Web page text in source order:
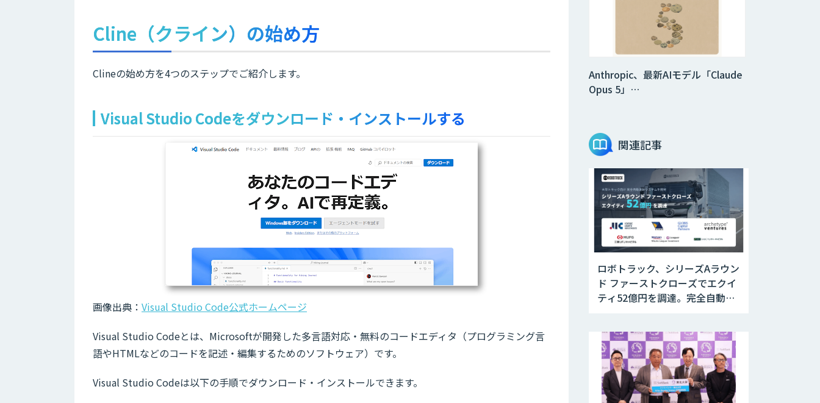
Cline（クライン）の始め方
Clineの始め方を4つのステップでご紹介します。
Visual Studio Codeをダウンロード・インストールする
画像出典： Visual Studio Code公式ホームページ
Visual Studio Codeとは、Microsoftが開発した多言語対応・無料のコードエディタ（プログラミング言
語やHTMLなどのコードを記述・編集するためのソフトウェア）です。
Visual Studio Codeは以下の手順でダウンロード・インストールできます。
フィジカルAI・AI
ロボット向け教師
データ収集・作成
SaaS・サブスク
向け収益管理プラ
Teachme Biz
AIR-NEXUS
Acompany セキ
ュアチャット
AI価格調査ツール
Smapra
secondz
Anthropic、最新AIモデル「Claude
Opus 5」…
関連記事
ロボトラック、シリーズAラウン
ド ファーストクローズでエクイ
ティ52億円を調達。完全自動運